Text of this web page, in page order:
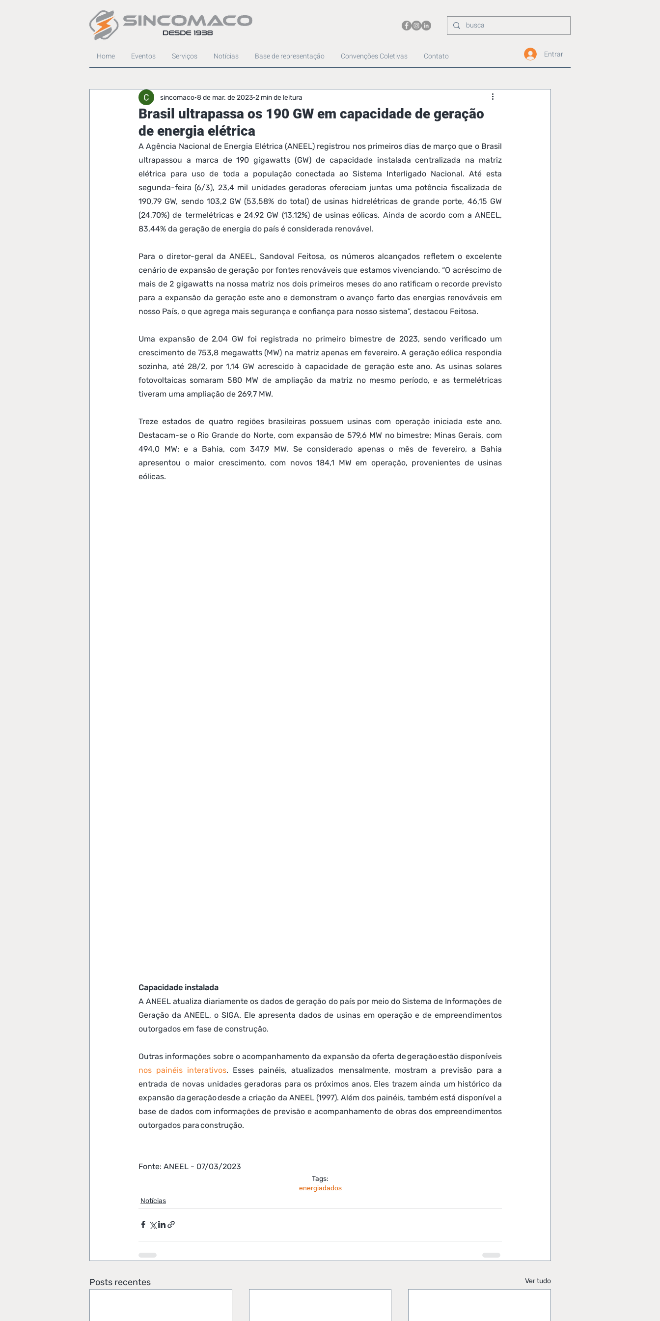
Home Eventos Serviços Notícias Base de representação Convenções Coletivas Contato Entrar
Brasil ultrapassa os 190 GW em capacidade de geração
de energia elétrica
sincomaco 8 de mar. de 2023 2 min de leitura
A Agência Nacional de Energia Elétrica (ANEEL) registrou nos primeiros dias de março que o Brasil
ultrapassou a marca de 190 gigawatts (GW) de capacidade instalada centralizada na matriz
elétrica para uso de toda a população conectada ao Sistema Interligado Nacional. Até esta
segunda-feira (6/3), 23,4 mil unidades geradoras ofereciam juntas uma potência fiscalizada de
190,79 GW, sendo 103,2 GW (53,58% do total) de usinas hidrelétricas de grande porte, 46,15 GW
(24,70%) de termelétricas e 24,92 GW (13,12%) de usinas eólicas. Ainda de acordo com a ANEEL,
83,44% da geração de energia do país é considerada renovável.
Para o diretor-geral da ANEEL, Sandoval Feitosa, os números alcançados refletem o excelente
cenário de expansão de geração por fontes renováveis que estamos vivenciando. “O acréscimo de
mais de 2 gigawatts na nossa matriz nos dois primeiros meses do ano ratificam o recorde previsto
para a expansão da geração este ano e demonstram o avanço farto das energias renováveis em
nosso País, o que agrega mais segurança e confiança para nosso sistema”, destacou Feitosa.
Uma expansão de 2,04 GW foi registrada no primeiro bimestre de 2023, sendo verificado um
crescimento de 753,8 megawatts (MW) na matriz apenas em fevereiro. A geração eólica respondia
sozinha, até 28/2, por 1,14 GW acrescido à capacidade de geração este ano. As usinas solares
fotovoltaicas somaram 580 MW de ampliação da matriz no mesmo período, e as termelétricas
tiveram uma ampliação de 269,7 MW.
Treze estados de quatro regiões brasileiras possuem usinas com operação iniciada este ano.
Destacam-se o Rio Grande do Norte, com expansão de 579,6 MW no bimestre; Minas Gerais, com
494,0 MW; e a Bahia, com 347,9 MW. Se considerado apenas o mês de fevereiro, a Bahia
apresentou o maior crescimento, com novos 184,1 MW em operação, provenientes de usinas
eólicas.
Capacidade instalada
A ANEEL atualiza diariamente os dados de geração do país por meio do Sistema de Informações de
Geração da ANEEL, o SIGA. Ele apresenta dados de usinas em operação e de empreendimentos
outorgados em fase de construção.
nos painéis interativos. Esses painéis, atualizados mensalmente, mostram a previsão para a
entrada de novas unidades geradoras para os próximos anos. Eles trazem ainda um histórico da
expansão da geração desde a criação da ANEEL (1997). Além dos painéis, também está disponível a
base de dados com informações de previsão e acompanhamento de obras dos empreendimentos
outorgados para construção.
Fonte: ANEEL - 07/03/2023
Tags:
energiadados
Notícias
Posts recentes Ver tudo